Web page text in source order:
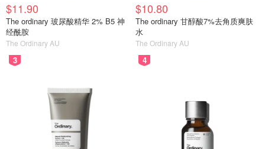
$11.90
The ordinary 玻尿酸精华 2% B5 神
经酰胺
The Ordinary AU
$10.80
The ordinary 甘醇酸7%去角质爽肤
水
The Ordinary AU
3 4